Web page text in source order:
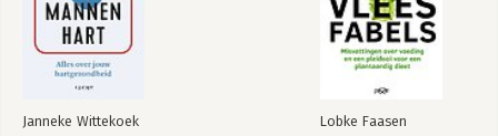
Janneke Wittekoek Lobke Faasen